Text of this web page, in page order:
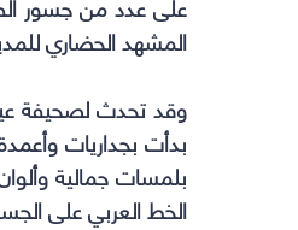
المشهد الحضاري
وقد تحدث لصحيفة عين
بدأت بجداريات
بلمسات جمالية
الخط العربي على